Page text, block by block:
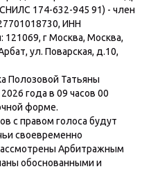
174-632-945 91) - член
ИНН
г Москва, Москва,
ул. Поварская, д.10,
Полозовой Татьяны
года в 09 часов 00
форме.
с правом голоса будут
своевременно
Арбитражным
обоснованными и